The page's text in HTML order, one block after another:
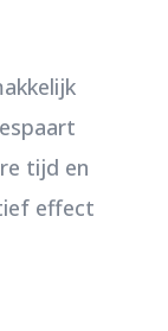
tijd en
effect